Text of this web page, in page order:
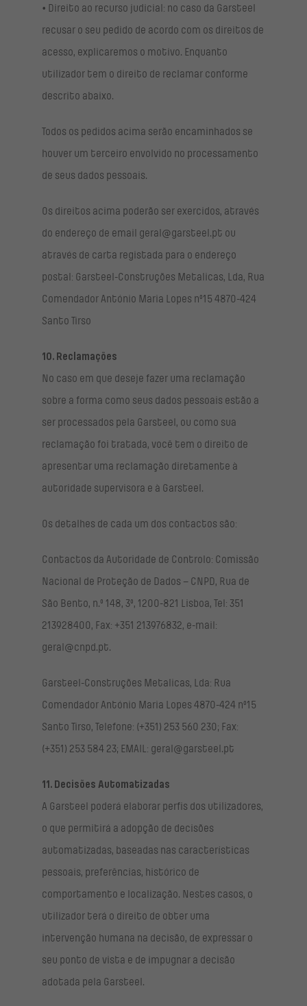
• Direito ao recurso judicial: no caso da Garsteel
recusar o seu pedido de acordo com os direitos de
acesso, explicaremos o motivo. Enquanto
utilizador tem o direito de reclamar conforme
descrito abaixo.
Todos os pedidos acima serão encaminhados se
houver um terceiro envolvido no processamento
de seus dados pessoais.
Os direitos acima poderão ser exercidos, através
do endereço de email geral@garsteel.pt ou
através de carta registada para o endereço
postal: Garsteel-Construções Metalicas, Lda, Rua
Comendador António Maria Lopes nº15 4870-424
Santo Tirso
10. Reclamações
No caso em que deseje fazer uma reclamação
sobre a forma como seus dados pessoais estão a
ser processados pela Garsteel, ou como sua
reclamação foi tratada, você tem o direito de
apresentar uma reclamação diretamente à
autoridade supervisora e à Garsteel.
Os detalhes de cada um dos contactos são:
Contactos da Autoridade de Controlo: Comissão
Nacional de Proteção de Dados – CNPD, Rua de
São Bento, n.º 148, 3º, 1200-821 Lisboa, Tel: 351
213928400, Fax: +351 213976832, e-mail:
geral@cnpd.pt.
Garsteel-Construções Metalicas, Lda: Rua
Comendador António Maria Lopes 4870-424 nº15
Santo Tirso, Telefone: (+351) 253 560 230; Fax:
(+351) 253 584 23; EMAIL: geral@garsteel.pt
11. Decisões Automatizadas
A Garsteel poderá elaborar perfis dos utilizadores,
o que permitirá a adopção de decisões
automatizadas, baseadas nas características
pessoais, preferências, histórico de
comportamento e localização. Nestes casos, o
utilizador terá o direito de obter uma
intervenção humana na decisão, de expressar o
seu ponto de vista e de impugnar a decisão
adotada pela Garsteel.